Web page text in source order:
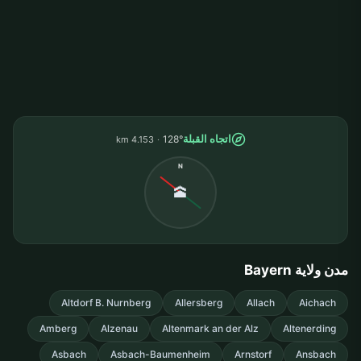
اتجاه القبلة128°
4.153 km
N
🕋
مدن ولاية Bayern
Aichach
Allach
Allersberg
Altdorf B. Nurnberg
Altenerding
Altenmark an der Alz
Alzenau
Amberg
Ansbach
Arnstorf
Asbach-Baumenheim
Asbach